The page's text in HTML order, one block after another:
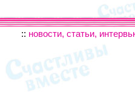
:: новости, статьи,